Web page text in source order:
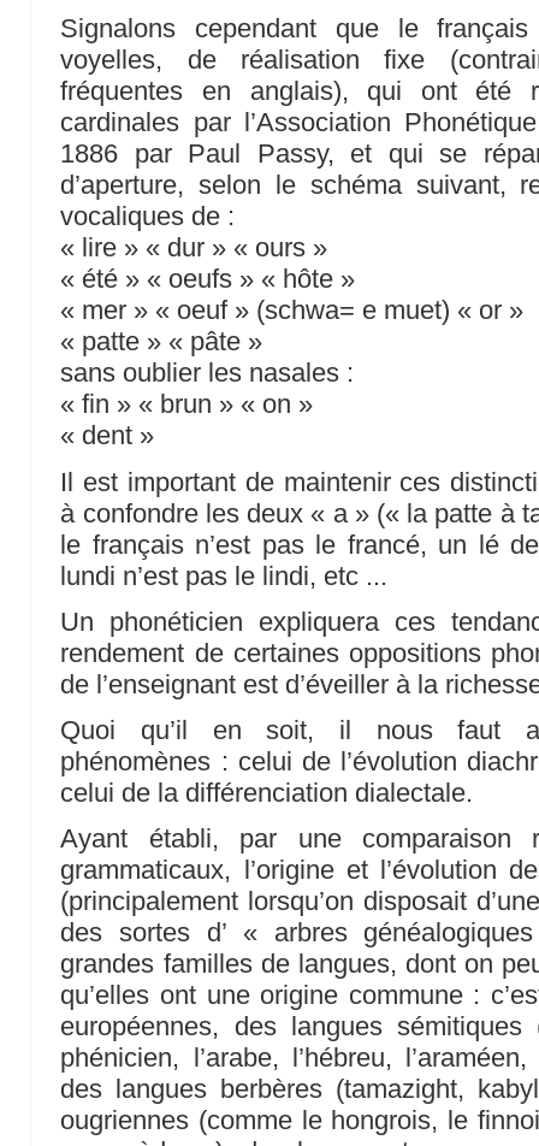
Signalons cependant que le
voyelles, de réalisation fixe
fréquentes en anglais), qui ont été
cardinales par l’Association
1886 par Paul Passy, et qui se
d’aperture, selon le schéma suivant,
vocaliques de :
« lire » « dur » « ours »
« été » « oeufs » « hôte »
« mer » « oeuf » (schwa= e muet) « or »
« patte » « pâte »
sans oublier les nasales :
« fin » « brun » « on »
« dent »
Il est important de maintenir ces
à confondre les deux « a » (« la patte à
le français n’est pas le francé, un lé
lundi n’est pas le lindi, etc ...
Un phonéticien expliquera ces
rendement de certaines oppositions
de l’enseignant est d’éveiller à la
Quoi qu’il en soit, il nous faut
phénomènes : celui de l’évolution
celui de la différenciation dialectale.
Ayant établi, par une comparaison
grammaticaux, l’origine et l’évolution
(principalement lorsqu’on disposait
des sortes d’ « arbres
grandes familles de langues, dont on
qu’elles ont une origine commune :
européennes, des langues
phénicien, l’arabe, l’hébreu,
des langues berbères (tamazight,
ougriennes (comme le hongrois, le